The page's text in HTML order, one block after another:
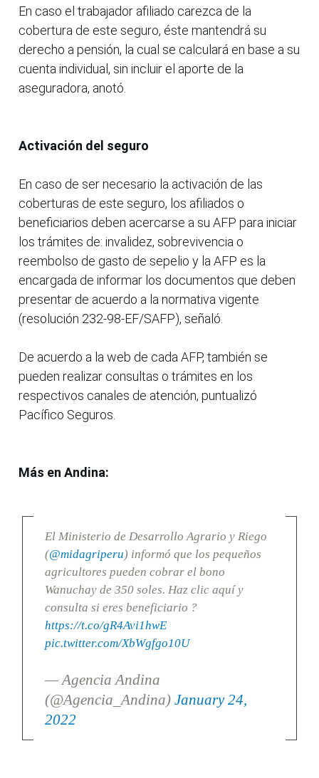
En caso el trabajador afiliado carezca de la
cobertura de este seguro, éste mantendrá su
derecho a pensión, la cual se calculará en base a su
cuenta individual, sin incluir el aporte de la
aseguradora, anotó.
Activación del seguro
En caso de ser necesario la activación de las
coberturas de este seguro, los afiliados o
beneficiarios deben acercarse a su AFP para iniciar
los trámites de: invalidez, sobrevivencia o
reembolso de gasto de sepelio y la AFP es la
encargada de informar los documentos que deben
presentar de acuerdo a la normativa vigente
(resolución 232-98-EF/SAFP), señaló.
De acuerdo a la web de cada AFP, también se
pueden realizar consultas o trámites en los
respectivos canales de atención, puntualizó
Pacífico Seguros.
Más en Andina:
El Ministerio de Desarrollo Agrario y Riego
(@midagriperu) informó que los pequeños
agricultores pueden cobrar el bono
Wanuchay de 350 soles. Haz clic aquí y
consulta si eres beneficiario ?
https://t.co/gR4Avi1hwE
pic.twitter.com/XbWgfgo10U
— Agencia Andina
(@Agencia_Andina) January 24,
2022